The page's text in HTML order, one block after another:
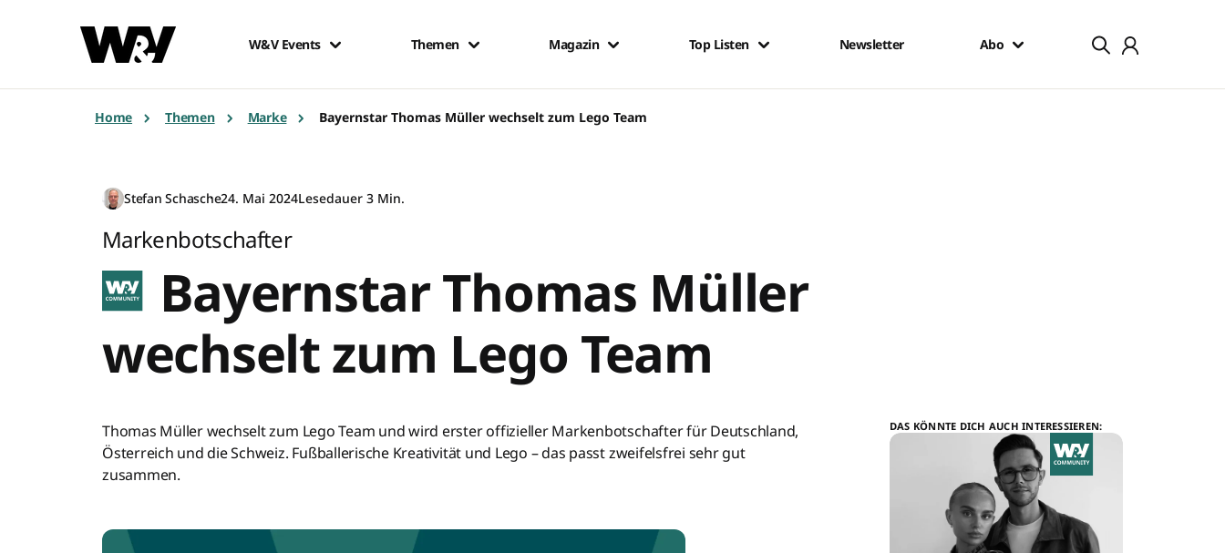
W&V Events Themen Magazin Top Listen Newsletter Abo
Home Themen Marke Bayernstar Thomas Müller wechselt zum Lego Team
Stefan Schasche24. Mai 2024Lesedauer 3 Min.
Markenbotschafter
Bayernstar Thomas Müller
wechselt zum Lego Team
Thomas Müller wechselt zum Lego Team und wird erster offizieller Markenbotschafter für Deutschland,
Österreich und die Schweiz. Fußballerische Kreativität und Lego – das passt zweifelsfrei sehr gut
zusammen.
DAS KÖNNTE DICH AUCH INTERESSIEREN: